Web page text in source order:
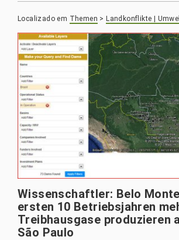
Localizado em Themen > Landkonflikte |
Wissenschaftler: Belo
ersten 10 Betriebsjahren
Treibhausgase produzieren
São Paulo